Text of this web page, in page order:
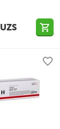
UZS